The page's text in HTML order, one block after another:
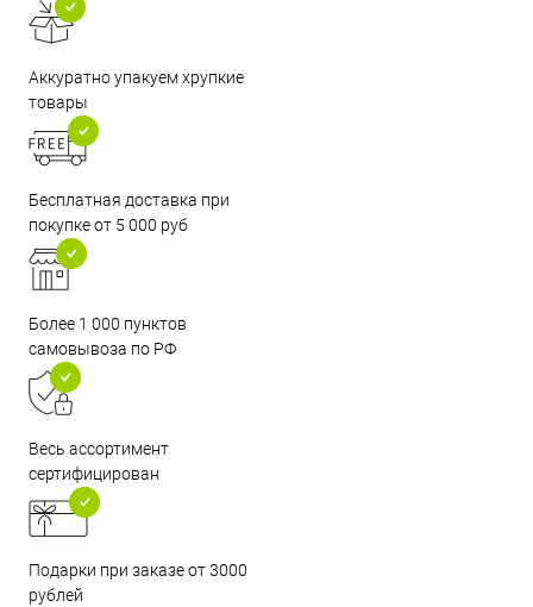
Аккуратно упакуем хрупкие
товары
Бесплатная доставка при
покупке от 5 000 руб
Более 1 000 пунктов
самовывоза по РФ
Весь ассортимент
сертифицирован
Подарки при заказе от 3000
рублей